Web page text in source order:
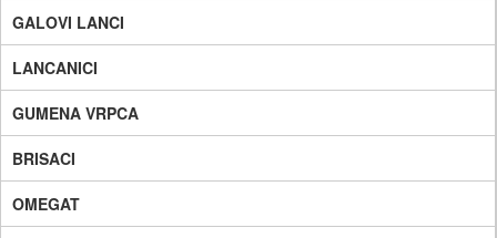
GALOVI LANCI
LANCANICI
GUMENA VRPCA
BRISACI
OMEGAT